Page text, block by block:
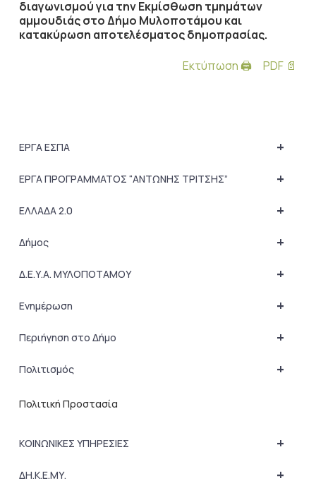
διαγωνισμού για την Εκμίσθωση τμημάτων
αμμουδιάς στο Δήμο Μυλοποτάμου και
κατακύρωση αποτελέσματος δημοπρασίας.
Εκτύπωση 🖨
PDF 📄
+
ΕΡΓΑ ΕΣΠΑ
+
ΕΡΓΑ ΠΡΟΓΡΑΜΜΑΤΟΣ “ΑΝΤΩΝΗΣ ΤΡΙΤΣΗΣ”
+
ΕΛΛΑΔΑ 2.0
+
Δήμος
+
Δ.Ε.Υ.Α. ΜΥΛΟΠΟΤΑΜΟΥ
+
Ενημέρωση
+
Περιήγηση στο Δήμο
+
Πολιτισμός
Πολιτική Προστασία
+
ΚΟΙΝΩΝΙΚΕΣ ΥΠΗΡΕΣΙΕΣ
+
ΔΗ.Κ.Ε.ΜΥ.